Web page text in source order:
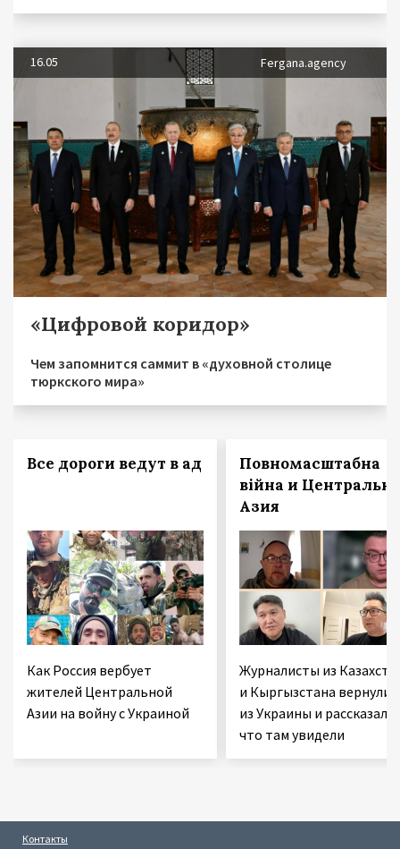
16.05 Fergana.agency
«Цифровой коридор»
Чем запомнится саммит в «духовной столице
тюркского мира»
Все дороги ведут в ад
Как Россия вербует
жителей Центральной
Азии на войну с Украиной
Повномасштабна
війна и
Азия
Журналисты из
и Кыргызстана
из Украины и рассказали,
что там увидели
Контакты